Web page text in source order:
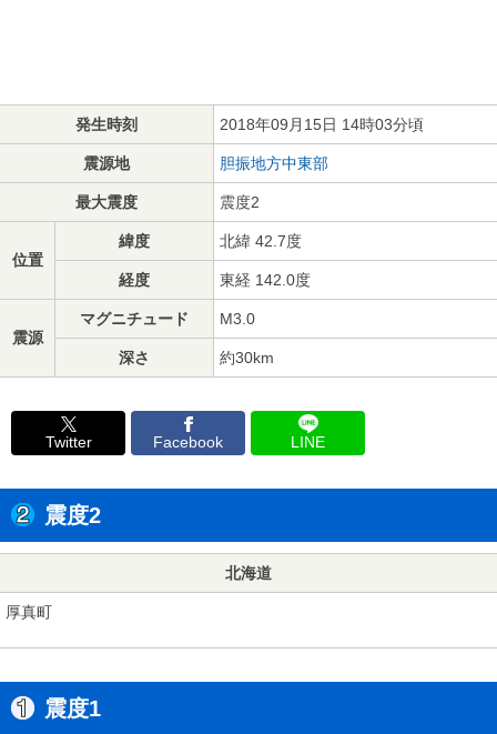
発生時刻 2018年09月15日 14時03分頃
震源地 胆振地方中東部
最大震度 震度2
位置
緯度 北緯 42.7度
経度 東経 142.0度
震源
マグニチュード M3.0
深さ 約30km
Twitter Facebook LINE
震度2
北海道
厚真町
震度1